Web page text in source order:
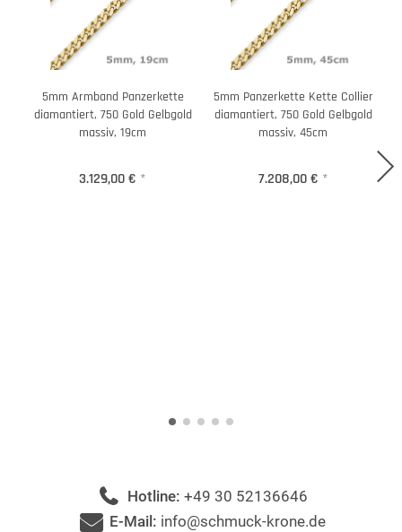
5mm Armband Panzerkette
diamantiert, 750 Gold Gelbgold
massiv, 19cm
3.129,00 € *
5mm Panzerkette Kette Collier
diamantiert, 750 Gold Gelbgold
massiv, 45cm
7.208,00 € *
Hotline: +49 30 52136646
E-Mail: info@schmuck-krone.de